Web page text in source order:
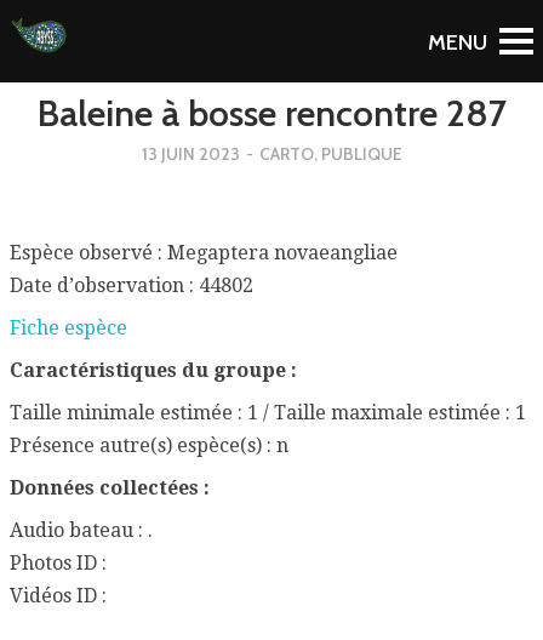
To Blog
Baleine à bosse rencontre 287
13 JUIN 2023 - CARTO, PUBLIQUE
Espèce observé : Megaptera novaeangliae
Date d’observation : 44802
Fiche espèce
Caractéristiques du groupe :
Taille minimale estimée : 1 / Taille maximale estimée : 1
Présence autre(s) espèce(s) : n
Données collectées :
Audio bateau : .
Photos ID :
Vidéos ID :